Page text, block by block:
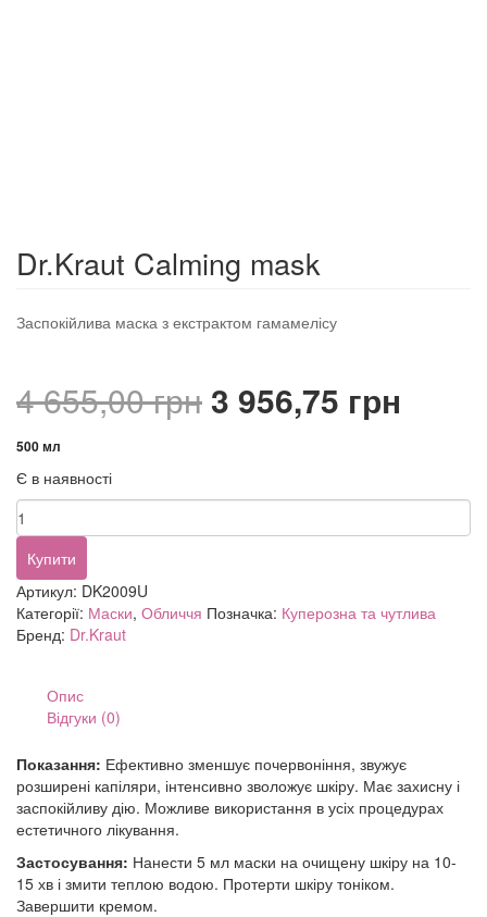
Dr.Kraut Calming mask
Заспокійлива маска з екстрактом гамамелісу
4 655,00грн Оригінальна
4
655,00 грн.
3 956,75 грн
3
500 мл
Є в наявності
Dr.Kraut
Calming
mask
кількість
Купити
Артикул: DK2009U
Категорії: Маски, Обличчя Позначка: Куперозна та чутлива
Бренд: Dr.Kraut
Опис
Відгуки (0)
Показання: Ефективно зменшує почервоніння, звужує
розширені капіляри, інтенсивно зволожує шкіру. Має захисну і
заспокійливу дію. Можливе використання в усіх процедурах
естетичного лікування.
Застосування: Нанести 5 мл маски на очищену шкіру на 10-
15 хв і змити теплою водою. Протерти шкіру тоніком.
Завершити кремом.